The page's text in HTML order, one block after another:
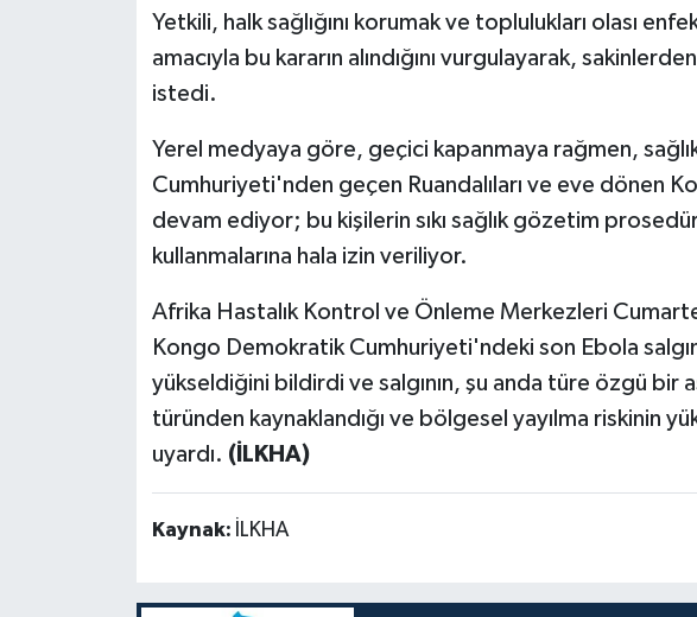
Yetkili, halk sağlığını korumak ve toplulukları olası
amacıyla bu kararın alındığını vurgulayarak,
istedi.
Yerel medyaya göre, geçici kapanmaya rağmen,
Cumhuriyeti'nden geçen Ruandalıları ve eve dönen
devam ediyor; bu kişilerin sıkı sağlık gözetim
kullanmalarına hala izin veriliyor.
Afrika Hastalık Kontrol ve Önleme Merkezleri
Kongo Demokratik Cumhuriyeti'ndeki son Ebola
yükseldiğini bildirdi ve salgının, şu anda türe özgü bir
türünden kaynaklandığı ve bölgesel yayılma riskinin
uyardı. (İLKHA)
Kaynak: İLKHA